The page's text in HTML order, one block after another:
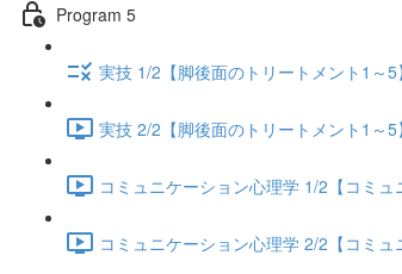
Program 5
実技 1/2【脚後面のトリートメント1～
実技 2/2【脚後面のトリートメント1～
コミュニケーション心理学 1/2【コミ
コミュニケーション心理学 2/2【コミ